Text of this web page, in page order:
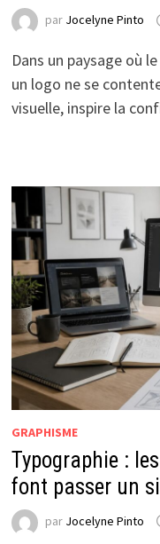
par Jocelyne Pinto
Dans un paysage où
un logo ne se
visuelle, inspire la
GRAPHISME
Typographie :
font passer un
par Jocelyne Pinto